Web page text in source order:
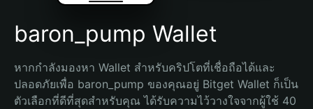
baron_pump Wallet
หากกำลังมองหา Wallet สำหรับคริปโตที่เชื่อถือได้และ
ปลอดภัยเพื่อ baron_pump ของคุณอยู่ Bitget Wallet ก็เป็น
ตัวเลือกที่ดีที่สุดสำหรับคุณ ได้รับความไว้วางใจจากผู้ใช้ 40